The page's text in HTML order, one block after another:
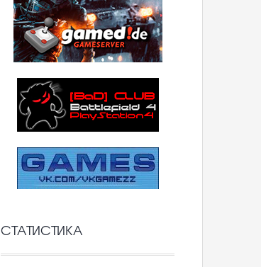
СТАТИСТИКА